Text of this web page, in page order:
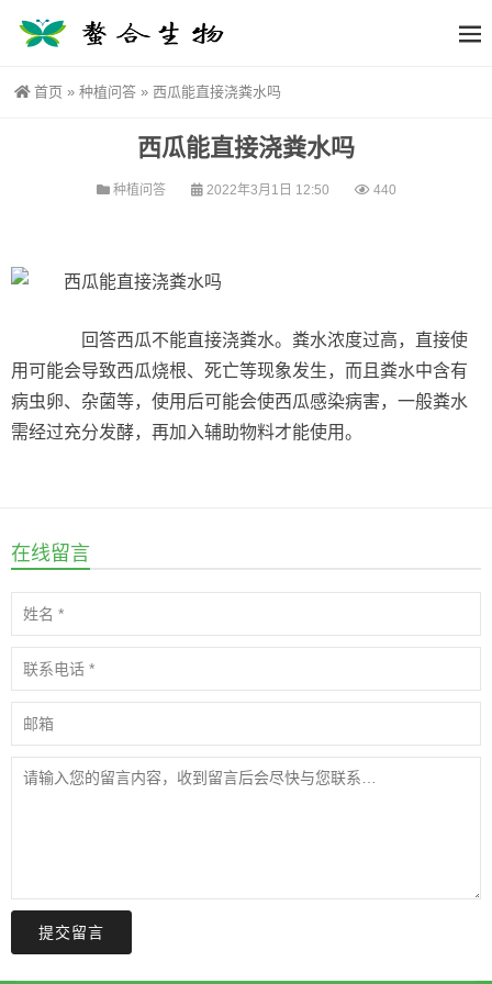
首页 » 种植问答 » 西瓜能直接浇粪水吗
西瓜能直接浇粪水吗
种植问答 2022年3月1日 12:50 440
回答西瓜不能直接浇粪水。粪水浓度过高，直接使
用可能会导致西瓜烧根、死亡等现象发生，而且粪水中含有
病虫卵、杂菌等，使用后可能会使西瓜感染病害，一般粪水
需经过充分发酵，再加入辅助物料才能使用。
在线留言
提交留言